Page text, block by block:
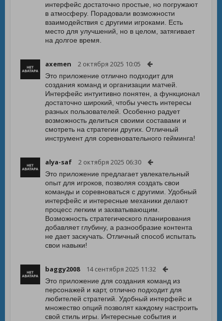
интерфейс достаточно простые, но погружают
в атмосферу. Порадовали возможности
взаимодействия с другими игроками. Есть
место для улучшений, но в целом, затягивает
на долгое время.
axemen 2 октября 2025 10:05
Это приложение отлично подходит для
создания команд и организации матчей.
Интерфейс интуитивно понятен, а функционал
достаточно широкий, чтобы учесть интересы
разных пользователей. Особенно радует
возможность делиться своими составами и
смотреть на стратегии других. Отличный
инструмент для соревновательного гейминга!
alya-saf 2 октября 2025 06:30
Это приложение предлагает увлекательный
опыт для игроков, позволяя создать свои
команды и соревноваться с другими. Удобный
интерфейс и интересные механики делают
процесс легким и захватывающим.
Возможность стратегического планирования
добавляет глубину, а разнообразие контента
не дает заскучать. Отличный способ испытать
свои навыки!
baggy2008 14 сентября 2025 11:32
Это приложение для создания команд из
персонажей и карт, отлично подходит для
любителей стратегий. Удобный интерфейс и
множество опций позволят каждому настроить
свой стиль игры. Интересные события и